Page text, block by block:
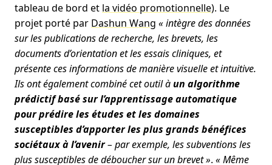
tableau de bord et la vidéo promotionnelle). Le
projet porté par Dashun Wang « intègre des données
sur les publications de recherche, les brevets, les
documents d’orientation et les essais cliniques, et
présente ces informations de manière visuelle et intuitive.
Ils ont également combiné cet outil àun algorithme
prédictif basé sur l’apprentissage automatique
pour prédire les études et les domaines
susceptibles d’apporter les plus grands bénéfices
sociétaux à l’avenir– par exemple, les subventions les
plus susceptibles de déboucher sur un brevet ». « Même